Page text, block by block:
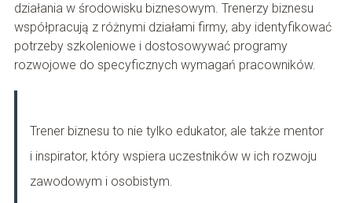
działania w środowisku biznesowym. Trenerzy biznesu
współpracują z różnymi działami firmy, aby identyfikować
potrzeby szkoleniowe i dostosowywać programy
rozwojowe do specyficznych wymagań pracowników.
Trener biznesu to nie tylko edukator, ale także mentor
i inspirator, który wspiera uczestników w ich rozwoju
zawodowym i osobistym.